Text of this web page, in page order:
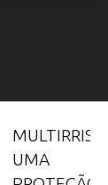
UMA